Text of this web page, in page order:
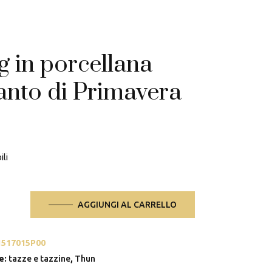
in porcellana
di Primavera
AGGIUNGI AL CARRELLO
tazze e tazzine, Thun